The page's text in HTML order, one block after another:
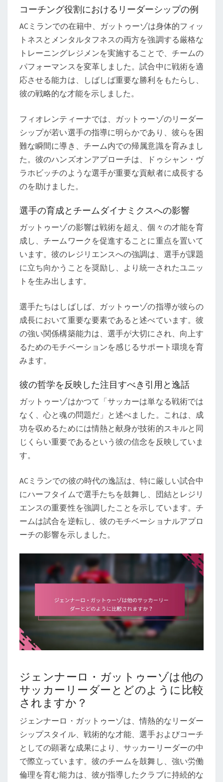
コーチング役割におけるリーダーシップの例
ACミランでの在籍中、ガットゥーゾは身体的フィッ
トネスとメンタルタフネスの両方を強調する厳格な
トレーニングレジメンを実施することで、チームの
パフォーマンスを変革しました。試合中に戦術を適
応させる能力は、しばしば重要な勝利をもたらし、
彼の戦略的な才能を示しました。
フィオレンティーナでは、ガットゥーゾのリーダー
シップが若い選手の指導に明らかであり、彼らを困
難な瞬間に導き、チーム内での帰属意識を育みまし
た。彼のハンズオンアプローチは、ドゥシャン・ヴ
ラホビッチのような選手が重要な貢献者に成長する
のを助けました。
選手の育成とチームダイナミクスへの影響
ガットゥーゾの影響は戦術を超え、個々の才能を育
成し、チームワークを促進することに重点を置いて
います。彼のレジリエンスへの強調は、選手が課題
に立ち向かうことを奨励し、より統一されたユニッ
トを生み出します。
選手たちはしばしば、ガットゥーゾの指導が彼らの
成長において重要な要素であると述べています。彼
の強い関係構築能力は、選手が大切にされ、向上す
るためのモチベーションを感じるサポート環境を育
みます。
彼の哲学を反映した注目すべき引用と逸話
ガットゥーゾはかつて「サッカーは単なる戦術では
なく、心と魂の問題だ」と述べました。これは、成
功を収めるためには情熱と献身が技術的スキルと同
じくらい重要であるという彼の信念を反映していま
す。
ACミランでの彼の時代の逸話は、特に厳しい試合中
にハーフタイムで選手たちを鼓舞し、団結とレジリ
エンスの重要性を強調したことを示しています。チ
ームは試合を逆転し、彼のモチベーショナルアプロ
ーチの影響を示しました。
ジェンナーロ・ガットゥーゾは他の
サッカーリーダーとどのように比較
されますか？
ジェンナーロ・ガットゥーゾは、情熱的なリーダー
シップスタイル、戦術的な才能、選手およびコーチ
としての顕著な成果により、サッカーリーダーの中
で際立っています。彼のチームを鼓舞し、強い労働
倫理を育む能力は、彼が指導したクラブに持続的な